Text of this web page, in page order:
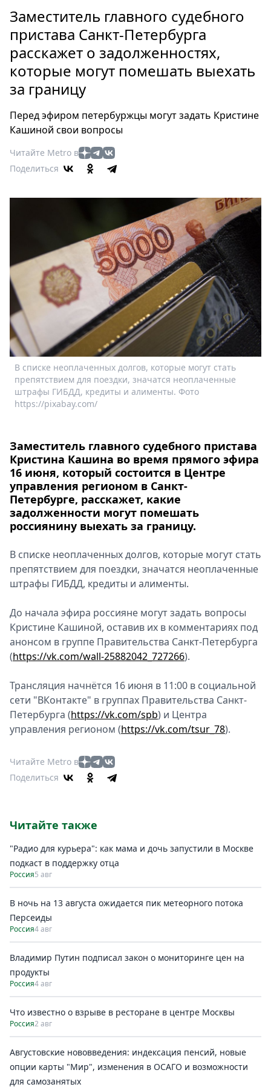
Россия
Мир
Здоровье
Еда
Туризм
Мода
Театр
Кино
Афиша
Книги
Metro
Стримы
Спецпроекты
Звезды
Выборы
2026
Скачай
Metro
Заместитель главного судебного
пристава Санкт-Петербурга
расскажет о задолженностях,
которые могут помешать выехать
за границу
Перед эфиром петербуржцы могут задать Кристине
Кашиной свои вопросы
Читайте Metro в
Поделиться
В списке неоплаченных долгов, которые могут стать
препятствием для поездки, значатся неоплаченные
штрафы ГИБДД, кредиты и алименты. Фото
https://pixabay.com/
Заместитель главного судебного пристава
Кристина Кашина во время прямого эфира
16 июня, который состоится в Центре
управления регионом в Санкт-
Петербурге, расскажет, какие
задолженности могут помешать
россиянину выехать за границу.
В списке неоплаченных долгов, которые могут стать
препятствием для поездки, значатся неоплаченные
штрафы ГИБДД, кредиты и алименты.
До начала эфира россияне могут задать вопросы
Кристине Кашиной, оставив их в комментариях под
анонсом в группе Правительства Санкт-Петербурга
(https://vk.com/wall-25882042_727266).
Трансляция начнётся 16 июня в 11:00 в социальной
сети "ВКонтакте" в группах Правительства Санкт-
Петербурга (https://vk.com/spb) и Центра
управления регионом (https://vk.com/tsur_78).
Читайте Metro в
Поделиться
Читайте также
"Радио для курьера": как мама и дочь запустили в Москве
подкаст в поддержку отца
Россия5 авг
В ночь на 13 августа ожидается пик метеорного потока
Персеиды
Россия4 авг
Владимир Путин подписал закон о мониторинге цен на
продукты
Россия4 авг
Что известно о взрыве в ресторане в центре Москвы
Россия2 авг
Августовские нововведения: индексация пенсий, новые
опции карты "Мир", изменения в ОСАГО и возможности
для самозанятых